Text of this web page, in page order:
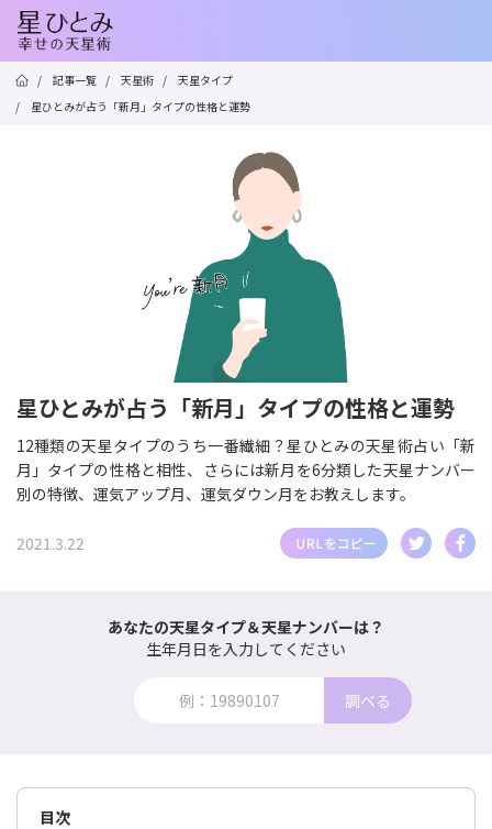
/ 記事一覧 / 天星術 /
天星タイプ
/
星ひとみが占う「新月」タイプの性格と運勢
星ひとみが占う「新月」タイプの性格と運勢
12種類の天星タイプのうち一番繊細？星ひとみの天星術占い「新
月」タイプの性格と相性、さらには新月を6分類した天星ナンバー
別の特徴、運気アップ月、運気ダウン月をお教えします。
2021.3.22
あなたの天星タイプ＆天星ナンバーは？
生年月日を入力してください
調べる
目次